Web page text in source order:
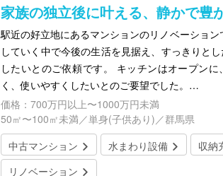
家族の独立後に叶える、静かで豊
駅近の好立地にあるマンションのリノベーショ
していく中で今後の生活を見据え、すっきりと
したいとのご依頼です。 キッチンはオープン
く、使いやすくしたいとのご要望でした。…
価格：700万円以上〜1000万円未満
50㎡〜100㎡未満／単身(子供あり)／群馬県
中古マンション
水まわり設備
収納
リノベーション